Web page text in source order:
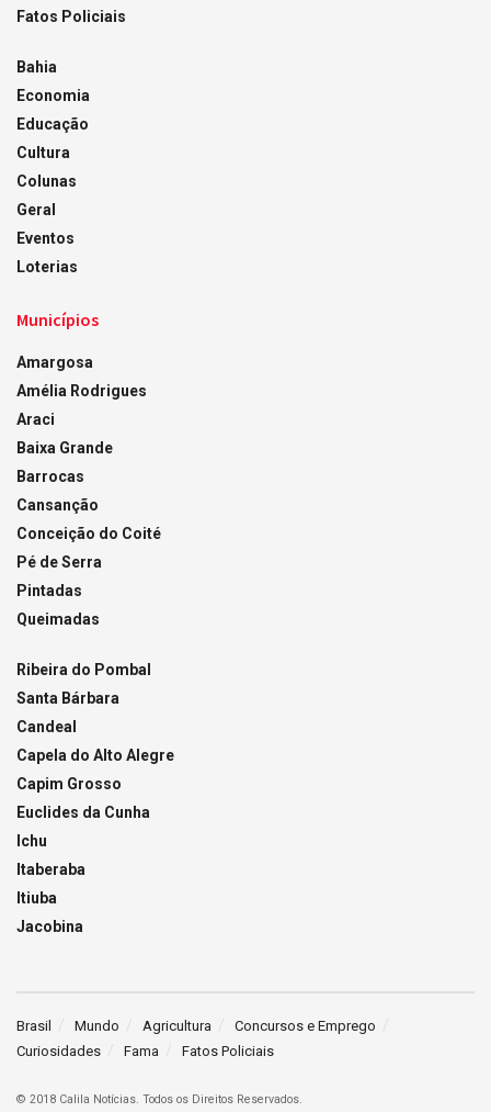
Fatos Policiais
Bahia
Economia
Educação
Cultura
Colunas
Geral
Eventos
Loterias
Municípios
Amargosa
Amélia Rodrigues
Araci
Baixa Grande
Barrocas
Cansanção
Conceição do Coité
Pé de Serra
Pintadas
Queimadas
Ribeira do Pombal
Santa Bárbara
Candeal
Capela do Alto Alegre
Capim Grosso
Euclides da Cunha
Ichu
Itaberaba
Itiuba
Jacobina
Brasil Mundo Agricultura
Concursos e Emprego
Curiosidades
Fama Fatos Policiais
© 2018 Calila Notícias. Todos os Direitos Reservados.